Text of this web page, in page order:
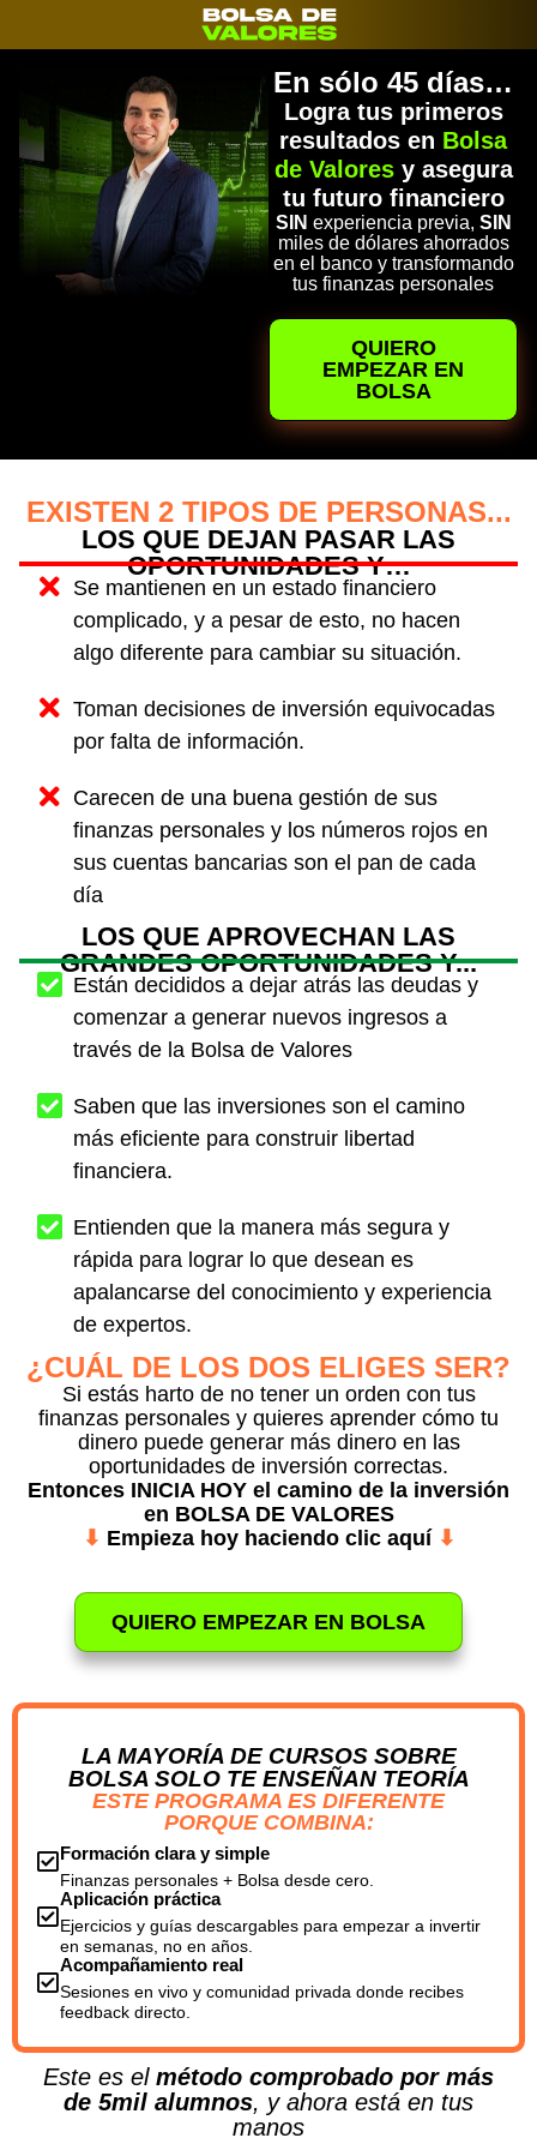
En sólo 45 días…
Logra tus primeros
resultados en Bolsa
de Valoresy asegura
tu futuro financiero
SIN experiencia previa, SIN
miles de dólares ahorrados
en el banco y transformando
tus finanzas personales​
QUIERO
EMPEZAR EN
BOLSA
EXISTEN 2 TIPOS DE PERSONAS...
LOS QUE DEJAN PASAR LAS
OPORTUNIDADES Y…
Se mantienen en un estado financiero
complicado, y a pesar de esto, no hacen
algo diferente para cambiar su situación.
Toman decisiones de inversión equivocadas
por falta de información.
Carecen de una buena gestión de sus
finanzas personales y los números rojos en
sus cuentas bancarias son el pan de cada
día
LOS QUE APROVECHAN LAS
GRANDES OPORTUNIDADES Y...
Están decididos a dejar atrás las deudas y
comenzar a generar nuevos ingresos a
través de la Bolsa de Valores
Saben que las inversiones son el camino
más eficiente para construir libertad
financiera.
Entienden que la manera más segura y
rápida para lograr lo que desean es
apalancarse del conocimiento y experiencia
de expertos.
¿CUÁL DE LOS DOS ELIGES SER?
Si estás harto de no tener un orden con tus
finanzas personales y quieres aprender cómo tu
dinero puede generar más dinero en las
oportunidades de inversión correctas.
Entonces INICIA HOY el camino de la inversión
en BOLSA DE VALORES
⬇ Empieza hoy haciendo clic aquí ⬇
QUIERO EMPEZAR EN BOLSA
LA MAYORÍA DE CURSOS SOBRE
BOLSA SOLO TE ENSEÑAN TEORÍA
ESTE PROGRAMA ES DIFERENTE
PORQUE COMBINA:
Formación clara y simple
Finanzas personales + Bolsa desde cero.
Aplicación práctica
Ejercicios y guías descargables para empezar a invertir
en semanas, no en años.
Acompañamiento real
Sesiones en vivo y comunidad privada donde recibes
feedback directo.
Este es el método comprobado por más
de 5mil alumnos, y ahora está en tus
manos